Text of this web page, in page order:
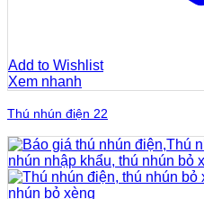
Add to Wishlist
Xem nhanh
Thú nhún điện 22